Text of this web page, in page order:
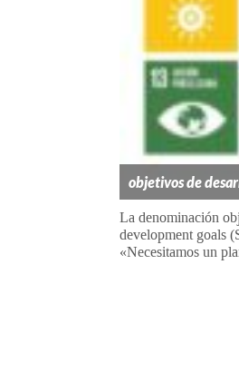
objetivos de
La denominación
development goals
«Necesitamos un